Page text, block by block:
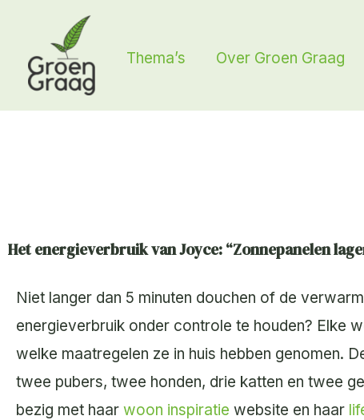
inhoud
Thema’s Over Groen Graag
Het energieverbruik van Joyce: “Zonnepanelen
Niet langer dan 5 minuten douchen of de
energieverbruik onder controle te houden? Elke
welke maatregelen ze in huis hebben genomen.
twee pubers, twee honden, drie katten en twee
bezig met haar woon inspiratie website en haar